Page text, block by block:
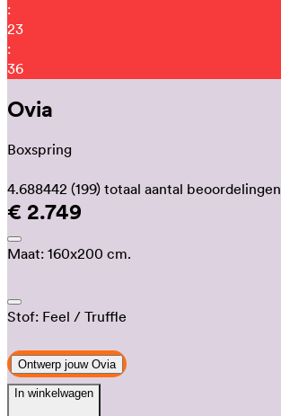
:
23
:
31
Ovia
Boxspring
4.688442 (199) totaal aantal beoordelingen
€ 2.749
Maat: 160x200 cm.
Stof: Feel / Truffle
Ontwerp jouw Ovia
In winkelwagen